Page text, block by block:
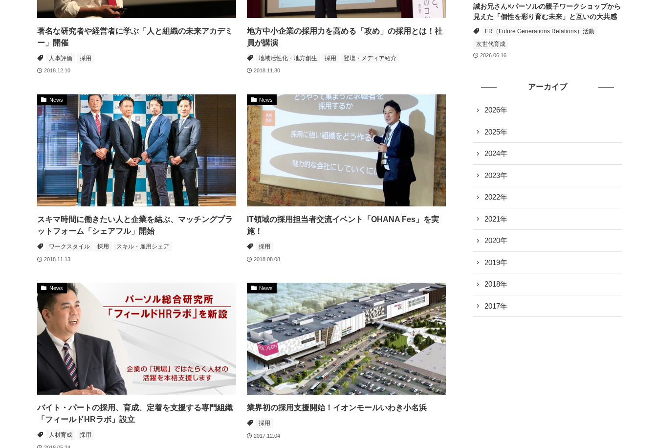
著名な研究者や経営者に学ぶ「人と組織の未来アカデミ
ー」開催
人事評価 採用
2018.12.10
地方中小企業の採用力を高める「攻め」の採用とは！社
員が講演
地域活性化・地方創生 採用 登壇・メディア紹介
2018.11.30
News
スキマ時間に働きたい人と企業を結ぶ、マッチングプラ
ットフォーム「シェアフル」開始
ワークスタイル 採用 スキル・雇用シェア
2018.11.13
News
IT領域の採用担当者交流イベント「OHANA Fes」を実
施！
採用
2018.08.08
News
バイト・パートの採用、育成、定着を支援する専門組織
「フィールドHRラボ」設立
人材育成 採用
News
業界初の採用支援開始！イオンモールいわき小名浜
採用
2017.12.04
誠お兄さん×パーソルの親子ワークショップから
見えた「個性を彩り育む未来」と互いの大共感
FR（Future Generations Relations）活動
次世代育成
2026.06.16
アーカイブ
2026年
2025年
2024年
2023年
2022年
2021年
2020年
2019年
2018年
2017年